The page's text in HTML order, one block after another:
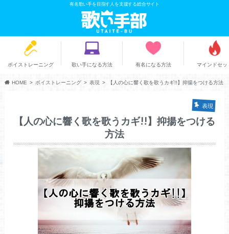
有名歌い手を目指す人を支援する総合サイト
ボイストレーニング 歌い手になる方法 有名になる方法 マインドセッ
HOME ボイストレーニング 表現 【人の心に響く歌を歌うカギ!!】抑揚をつける方法
表現
【人の心に響く歌を歌うカギ!!】抑揚をつける
方法